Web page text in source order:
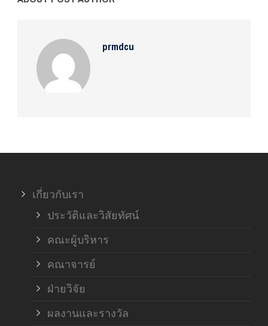
prmdcu
เกี่ยวกับเรา
ประวัติและวิสัยทัศน์
คณะผู้บริหาร
คณาจารย์
ฝ่ายวิจัย
ผลงานและรางวัล